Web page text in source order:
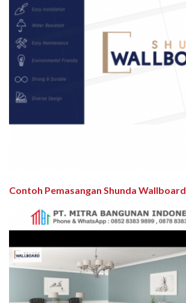
Contoh Pemasangan Shunda Wallboard